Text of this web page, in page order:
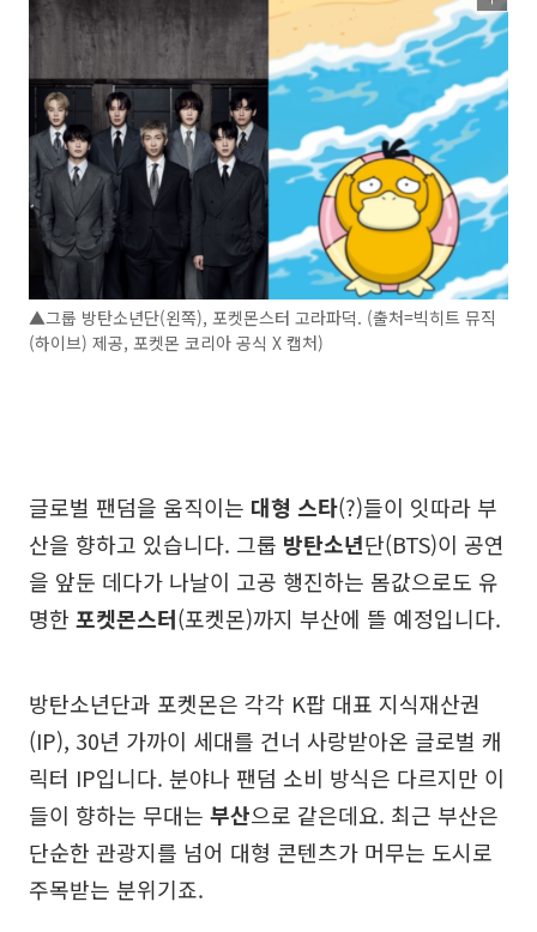
▲그룹 방탄소년단(왼쪽), 포켓몬스터 고라파덕. (출처=빅히트 뮤직
(하이브) 제공, 포켓몬 코리아 공식 X 캡처)
글로벌 팬덤을 움직이는 대형 스타(?)들이 잇따라 부
산을 향하고 있습니다. 그룹 방탄소년단(BTS)이 공연
을 앞둔 데다가 나날이 고공 행진하는 몸값으로도 유
명한 포켓몬스터(포켓몬)까지 부산에 뜰 예정입니다.
방탄소년단과 포켓몬은 각각 K팝 대표 지식재산권
(IP), 30년 가까이 세대를 건너 사랑받아온 글로벌 캐
릭터 IP입니다. 분야나 팬덤 소비 방식은 다르지만 이
들이 향하는 무대는 부산으로 같은데요. 최근 부산은
단순한 관광지를 넘어 대형 콘텐츠가 머무는 도시로
주목받는 분위기죠.